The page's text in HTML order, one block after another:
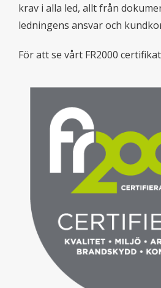
krav i alla led, allt från
ledningens ansvar och
För att se vårt FR2000